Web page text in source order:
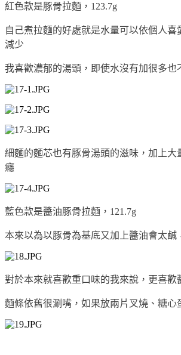
紅色款是豚骨拉麵，123.7g
自己煮拉麵的好處就是水量可以依個人喜
減少
我喜歡濃郁的湯頭，即使水沒有加很多也
細麵的麵芯也有豚骨湯頭的滋味，加上大
癮
藍色款是醬油豚骨拉麵，121.7g
本來以為以豚骨為基底又加上醬油會太鹹
對於本來就喜歡重口味的我來說，更喜歡
麵條依舊很涮嘴，如果放兩片叉燒、糖心